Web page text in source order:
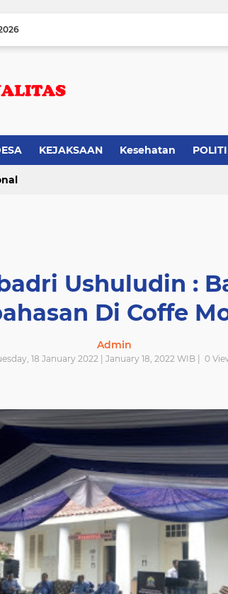
KEJAKSAAN Kesehatan
Ushuludin :
Di Coffe
Admin
18 January 2022 | January 18, 2022 WIB | 0